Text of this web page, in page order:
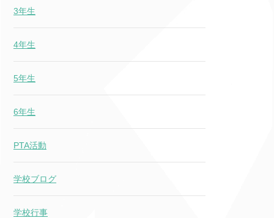
3年生
4年生
5年生
6年生
PTA活動
学校ブログ
学校行事